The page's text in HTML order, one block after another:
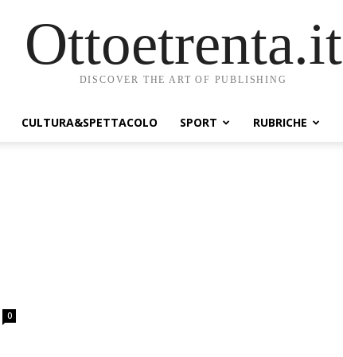
Ottoetrenta.it
DISCOVER THE ART OF PUBLISHING
CULTURA&SPETTACOLO SPORT RUBRICHE
0